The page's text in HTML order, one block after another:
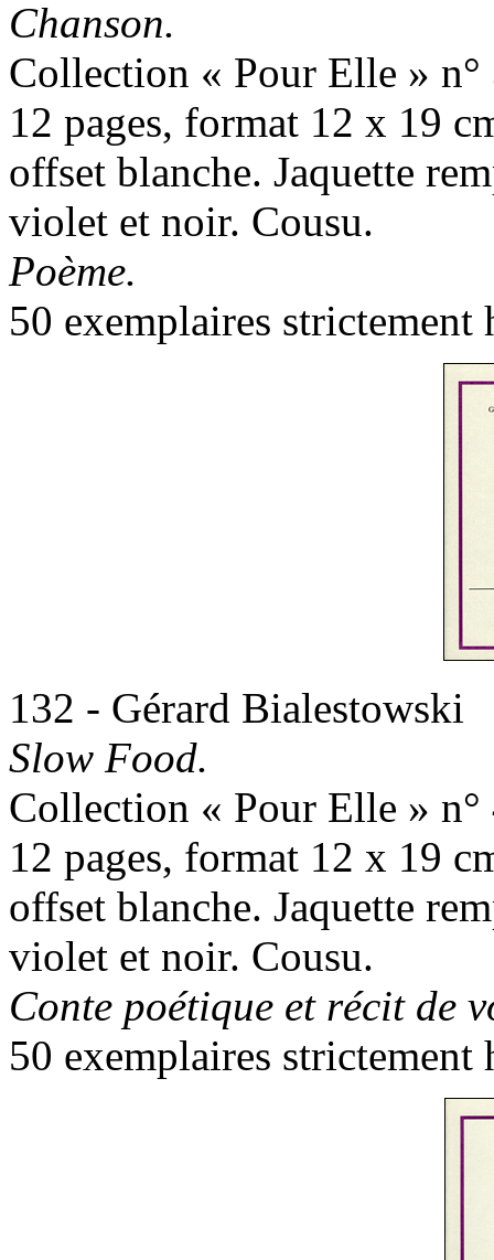
Chanson.
Collection « Pour Elle » n°
12 pages, format 12 x 19
offset blanche. Jaquette
violet et noir. Cousu.
Poème.
50 exemplaires strictement
132 - Gérard Bialestowski
Slow Food.
Collection « Pour Elle » n°
12 pages, format 12 x 19
offset blanche. Jaquette
violet et noir. Cousu.
Conte poétique et récit de
50 exemplaires strictement